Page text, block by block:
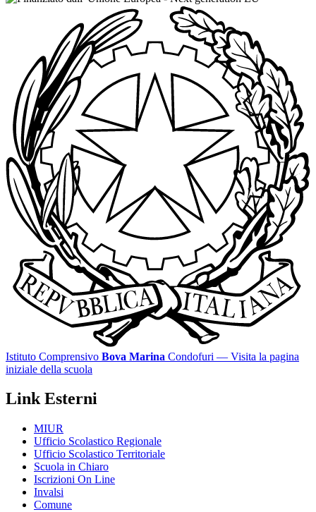
Istituto Comprensivo Bova Marina Condofuri — Visita la pagina
iniziale della scuola
Link Esterni
MIUR
Ufficio Scolastico Regionale
Ufficio Scolastico Territoriale
Scuola in Chiaro
Iscrizioni On Line
Invalsi
Comune